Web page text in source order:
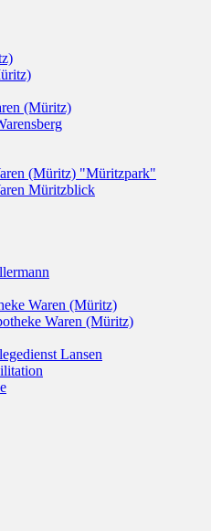
(Müritz)
(Müritz) "Müritzpark"
Müritzblick
Waren (Müritz)
Waren (Müritz)
Lansen